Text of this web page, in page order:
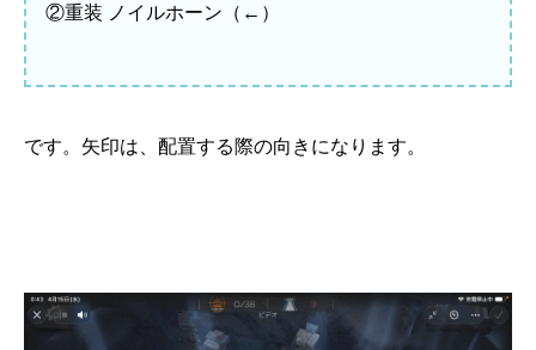
②重装 ノイルホーン（←）
です。矢印は、配置する際の向きになります。